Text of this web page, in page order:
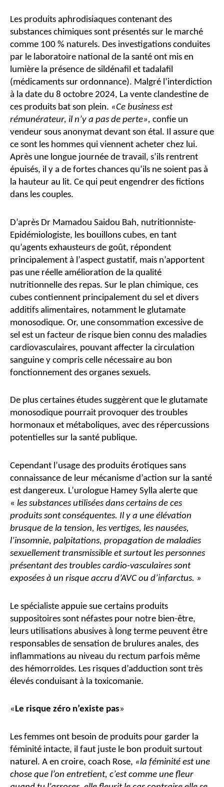
Les produits aphrodisiaques contenant des
substances chimiques sont présentés sur le marché
comme 100 % naturels. Des investigations conduites
par le laboratoire national de la santé ont mis en
lumière la présence de sildénafil et tadalafil
(médicaments sur ordonnance). Malgré l’interdiction
à la date du 8 octobre 2024, La vente clandestine de
ces produits bat son plein. «Ce business est
rémunérateur, il n’y a pas de perte», confie un
vendeur sous anonymat devant son étal. Il assure que
ce sont les hommes qui viennent acheter chez lui.
Après une longue journée de travail, s’ils rentrent
épuisés, il y a de fortes chances qu’ils ne soient pas à
la hauteur au lit. Ce qui peut engendrer des fictions
dans les couples.
D’après Dr Mamadou Saidou Bah, nutritionniste-
Epidémiologiste, les bouillons cubes, en tant
qu’agents exhausteurs de goût, répondent
principalement à l’aspect gustatif, mais n’apportent
pas une réelle amélioration de la qualité
nutritionnelle des repas. Sur le plan chimique, ces
cubes contiennent principalement du sel et divers
additifs alimentaires, notamment le glutamate
monosodique. Or, une consommation excessive de
sel est un facteur de risque bien connu des maladies
cardiovasculaires, pouvant affecter la circulation
sanguine y compris celle nécessaire au bon
fonctionnement des organes sexuels.
De plus certaines études suggèrent que le glutamate
monosodique pourrait provoquer des troubles
hormonaux et métaboliques, avec des répercussions
potentielles sur la santé publique.
Cependant l’usage des produits érotiques sans
connaissance de leur mécanisme d’action sur la santé
est dangereux. L’urologue Hamey Sylla alerte que
« les substances utilisées dans certains de ces
produits sont conséquentes. Il y a une élévation
brusque de la tension, les vertiges, les nausées,
l’insomnie, palpitations, propagation de maladies
sexuellement transmissible et surtout les personnes
présentant des troubles cardio-vasculaires sont
exposées à un risque accru d’AVC ou d’infarctus. »
Le spécialiste appuie sue certains produits
suppositoires sont néfastes pour notre bien-être,
leurs utilisations abusives à long terme peuvent être
responsables de sensation de brulures anales, des
inflammations au niveau du rectum parfois même
des hémorroïdes. Les risques d’adduction sont très
élevés conduisant à la toxicomanie.
«Le risque zéro n’existe pas»
Les femmes ont besoin de produits pour garder la
féminité intacte, il faut juste le bon produit surtout
naturel. A en croire, coach Rose, «la féminité est une
chose que l’on entretient, c’est comme une fleur